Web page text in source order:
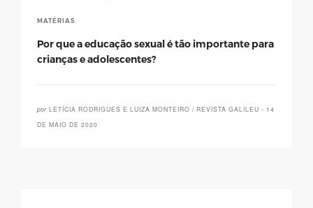
MATÉRIAS
Por que a educação sexual é tão importante para
crianças e adolescentes?
por LETÍCIA RODRIGUES E LUIZA MONTEIRO / REVISTA GALILEU - 14
DE MAIO DE 2020